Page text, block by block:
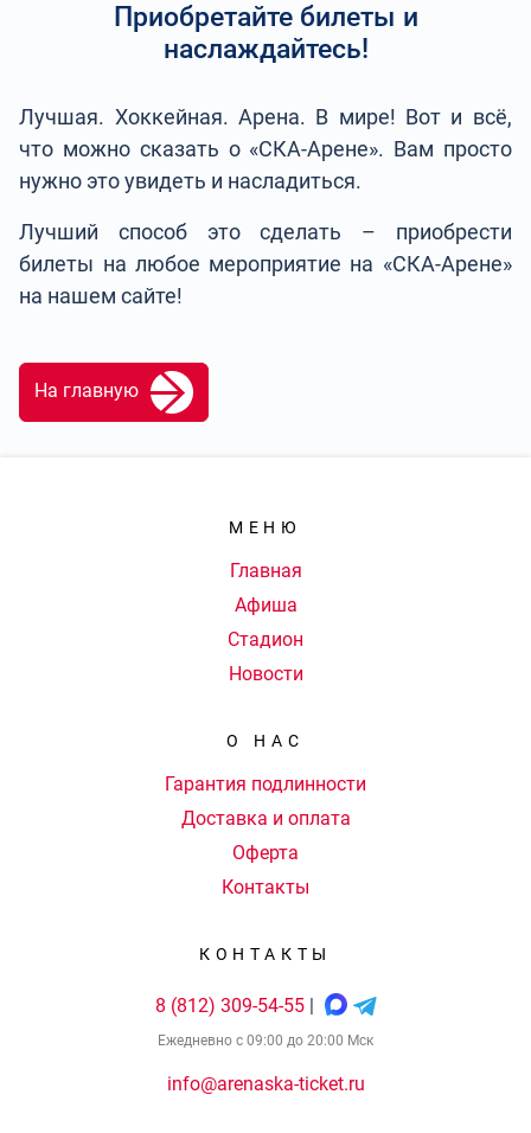
Приобретайте билеты и
наслаждайтесь!
Лучшая. Хоккейная. Арена. В мире! Вот и всё,
что можно сказать о «СКА-Арене». Вам просто
нужно это увидеть и насладиться.
Лучший способ это сделать – приобрести
билеты на любое мероприятие на «СКА-Арене»
на нашем сайте!
На главную
МЕНЮ
Главная
Афиша
Стадион
Новости
О НАС
Гарантия подлинности
Доставка и оплата
Оферта
Контакты
КОНТАКТЫ
8 (812) 309-54-55 |
Ежедневно с 09:00 до 20:00 Мск
info@arenaska-ticket.ru